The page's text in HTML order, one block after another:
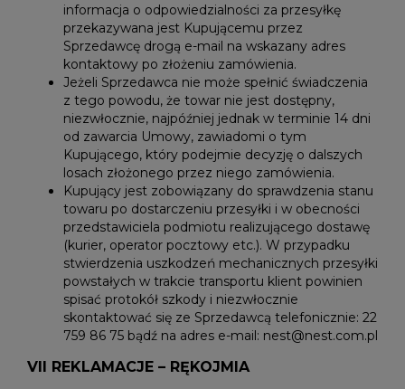
informacja o odpowiedzialności za przesyłkę
przekazywana jest Kupującemu przez
Sprzedawcę drogą e-mail na wskazany adres
kontaktowy po złożeniu zamówienia.
Jeżeli Sprzedawca nie może spełnić świadczenia
z tego powodu, że towar nie jest dostępny,
niezwłocznie, najpóźniej jednak w terminie 14 dni
od zawarcia Umowy, zawiadomi o tym
Kupującego, który podejmie decyzję o dalszych
losach złożonego przez niego zamówienia.
Kupujący jest zobowiązany do sprawdzenia stanu
towaru po dostarczeniu przesyłki i w obecności
przedstawiciela podmiotu realizującego dostawę
(kurier, operator pocztowy etc.). W przypadku
stwierdzenia uszkodzeń mechanicznych przesyłki
powstałych w trakcie transportu klient powinien
spisać protokół szkody i niezwłocznie
skontaktować się ze Sprzedawcą telefonicznie: 22
759 86 75 bądź na adres e-mail: nest@nest.com.pl
VII REKLAMACJE – RĘKOJMIA